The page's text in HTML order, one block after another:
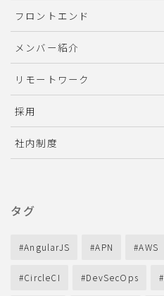
フロントエンド
メンバー紹介
リモートワーク
採用
社内制度
タグ
AngularJS APN AWS
CircleCI DevSecOps